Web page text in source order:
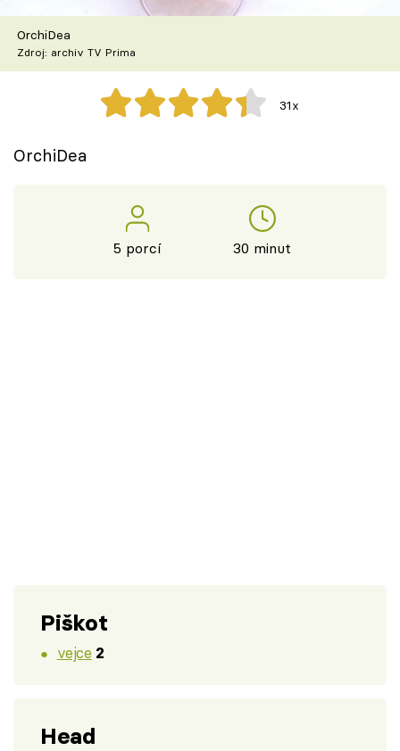
Škola vaření
Recepty z TV
Speciál: Cuketa
Těhotnej kuchař
Přihlášení
OrchiDea
Zdroj: archiv TV Prima
31x
OrchiDea
5 porcí 30 minut
Piškot
vejce 2
Head